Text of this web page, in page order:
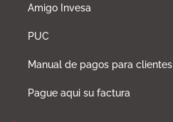
Amigo Invesa
PUC
Manual de pagos para clientes
Pague aqui su factura